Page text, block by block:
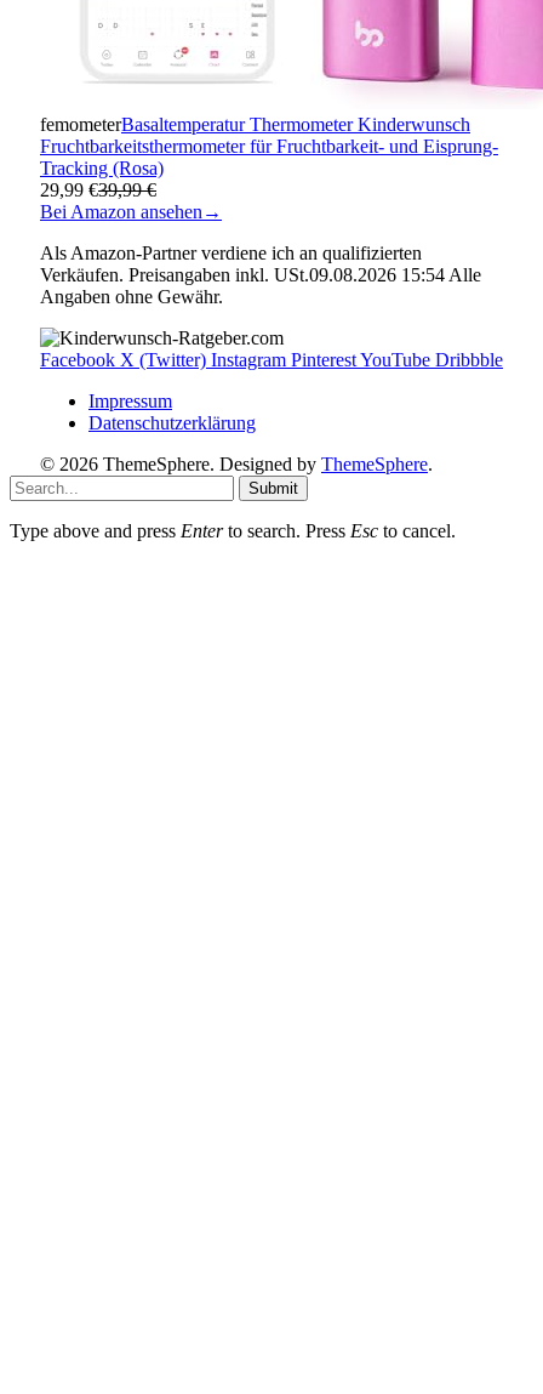
femometerBasaltemperatur Thermometer Kinderwunsch
Fruchtbarkeitsthermometer für Fruchtbarkeit- und Eisprung-
Tracking (Rosa)
29,99 €39,99 €
Bei Amazon ansehen →
Als Amazon-Partner verdiene ich an qualifizierten
Verkäufen. Preisangaben inkl. USt.09.08.2026 15:54 Alle
Angaben ohne Gewähr.
Facebook X (Twitter) Instagram PinterestYouTube Dribbble
Impressum
Datenschutzerklärung
© 2026 ThemeSphere. Designed by ThemeSphere.
Submit
Type above and press Enterto search. Press Esc to cancel.